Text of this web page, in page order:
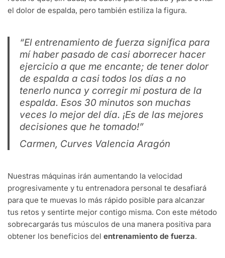
el dolor de espalda, pero también estiliza la figura.
“El entrenamiento de fuerza significa para
mí haber pasado de casi aborrecer hacer
ejercicio a que me encante; de tener dolor
de espalda a casi todos los días a no
tenerlo nunca y corregir mi postura de la
espalda. Esos 30 minutos son muchas
veces lo mejor del día. ¡Es de las mejores
decisiones que he tomado!”
Carmen, Curves Valencia Aragón
Nuestras máquinas irán aumentando la velocidad
progresivamente y tu entrenadora personal te desafiará
para que te muevas lo más rápido posible para alcanzar
tus retos y sentirte mejor contigo misma. Con este método
sobrecargarás tus músculos de una manera positiva para
obtener los beneficios del entrenamiento de fuerza.